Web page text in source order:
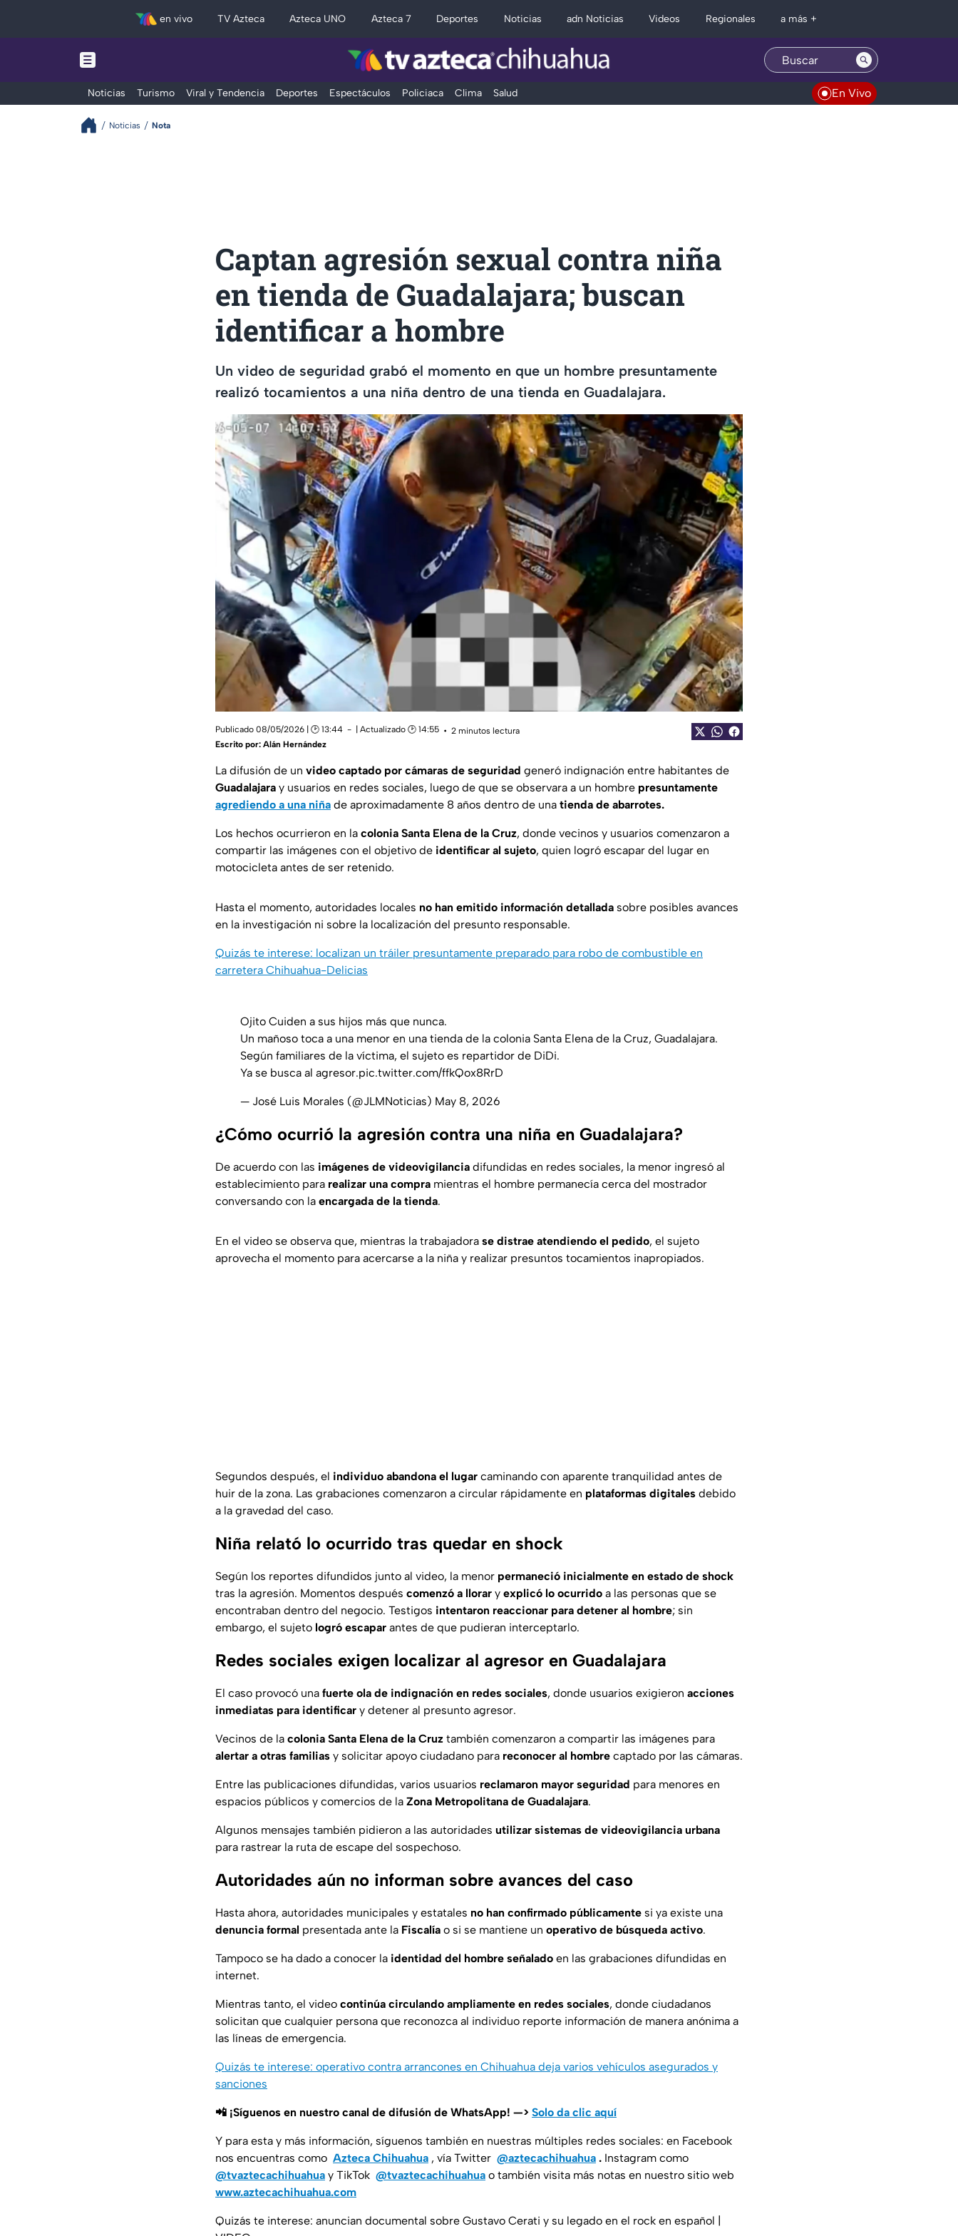
en vivo TV Azteca Azteca UNO Azteca 7 Deportes Noticias adn Noticias Videos Regionales a más +
Noticias Turismo Viral y Tendencia Deportes Espectáculos Policiaca Clima Salud En Vivo
Noticias Nota
Captan agresión sexual contra niña
en tienda de Guadalajara; buscan
identificar a hombre
Un video de seguridad grabó el momento en que un hombre presuntamente
realizó tocamientos a una niña dentro de una tienda en Guadalajara.
Publicado 08/05/2026 | 🕑 13:44 | Actualizado 🕑 14:55
2 minutos lectura
Escrito por: Alán Hernández
La difusión de un video captado por cámaras de seguridad generó indignación entre habitantes de
Guadalajara y usuarios en redes sociales, luego de que se observara a un hombre presuntamente
agrediendo a una niña de aproximadamente 8 años dentro de una tienda de abarrotes.
Los hechos ocurrieron en la colonia Santa Elena de la Cruz, donde vecinos y usuarios comenzaron a
compartir las imágenes con el objetivo de identificar al sujeto, quien logró escapar del lugar en
motocicleta antes de ser retenido.
Hasta el momento, autoridades locales no han emitido información detallada sobre posibles avances
en la investigación ni sobre la localización del presunto responsable.
Quizás te interese: localizan un tráiler presuntamente preparado para robo de combustible en
carretera Chihuahua-Delicias
Ojito Cuiden a sus hijos más que nunca.
Un mañoso toca a una menor en una tienda de la colonia Santa Elena de la Cruz, Guadalajara.
Según familiares de la víctima, el sujeto es repartidor de DiDi.
Ya se busca al agresor.pic.twitter.com/ffkQox8RrD
— José Luis Morales (@JLMNoticias) May 8, 2026
¿Cómo ocurrió la agresión contra una niña en Guadalajara?
De acuerdo con las imágenes de videovigilancia difundidas en redes sociales, la menor ingresó al
establecimiento para realizar una compra mientras el hombre permanecía cerca del mostrador
conversando con la encargada de la tienda.
En el video se observa que, mientras la trabajadora se distrae atendiendo el pedido, el sujeto
aprovecha el momento para acercarse a la niña y realizar presuntos tocamientos inapropiados.
Segundos después, el individuo abandona el lugar caminando con aparente tranquilidad antes de
huir de la zona. Las grabaciones comenzaron a circular rápidamente en plataformas digitales debido
a la gravedad del caso.
Niña relató lo ocurrido tras quedar en shock
Según los reportes difundidos junto al video, la menor permaneció inicialmente en estado de shock
tras la agresión. Momentos después comenzó a llorar y explicó lo ocurrido a las personas que se
encontraban dentro del negocio. Testigos intentaron reaccionar para detener al hombre; sin
embargo, el sujeto logró escapar antes de que pudieran interceptarlo.
Redes sociales exigen localizar al agresor en Guadalajara
El caso provocó una fuerte ola de indignación en redes sociales, donde usuarios exigieron acciones
inmediatas para identificar y detener al presunto agresor.
Vecinos de la colonia Santa Elena de la Cruz también comenzaron a compartir las imágenes para
alertar a otras familias y solicitar apoyo ciudadano para reconocer al hombre captado por las cámaras.
Entre las publicaciones difundidas, varios usuarios reclamaron mayor seguridad para menores en
espacios públicos y comercios de la Zona Metropolitana de Guadalajara.
Algunos mensajes también pidieron a las autoridades utilizar sistemas de videovigilancia urbana
para rastrear la ruta de escape del sospechoso.
Autoridades aún no informan sobre avances del caso
Hasta ahora, autoridades municipales y estatales no han confirmado públicamente si ya existe una
denuncia formal presentada ante la Fiscalía o si se mantiene un operativo de búsqueda activo.
Tampoco se ha dado a conocer la identidad del hombre señalado en las grabaciones difundidas en
internet.
Mientras tanto, el video continúa circulando ampliamente en redes sociales, donde ciudadanos
solicitan que cualquier persona que reconozca al individuo reporte información de manera anónima a
las líneas de emergencia.
Quizás te interese: operativo contra arrancones en Chihuahua deja varios vehículos asegurados y
sanciones
📲 ¡Síguenos en nuestro canal de difusión de WhatsApp! —> Solo da clic aquí
Y para esta y más información, síguenos también en nuestras múltiples redes sociales: en Facebook
nos encuentras como Azteca Chihuahua , vía Twitter @aztecachihuahua . Instagram como
@tvaztecachihuahua y TikTok @tvaztecachihuahua o también visita más notas en nuestro sitio web
www.aztecachihuahua.com
Quizás te interese: anuncian documental sobre Gustavo Cerati y su legado en el rock en español |